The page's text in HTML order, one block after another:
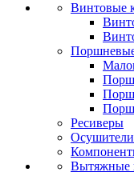
Винтовые
Ресиверы
Осушители
Вытяжные